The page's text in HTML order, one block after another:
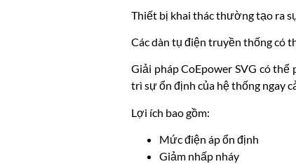
Thiết bị khai thác thường tạo ra
Các dàn tụ điện truyền thống có
Giải pháp CoEpower SVG có
trì sự ổn định của hệ thống ngay
Lợi ích bao gồm:
Mức điện áp ổn định
Giảm nhấp nháy